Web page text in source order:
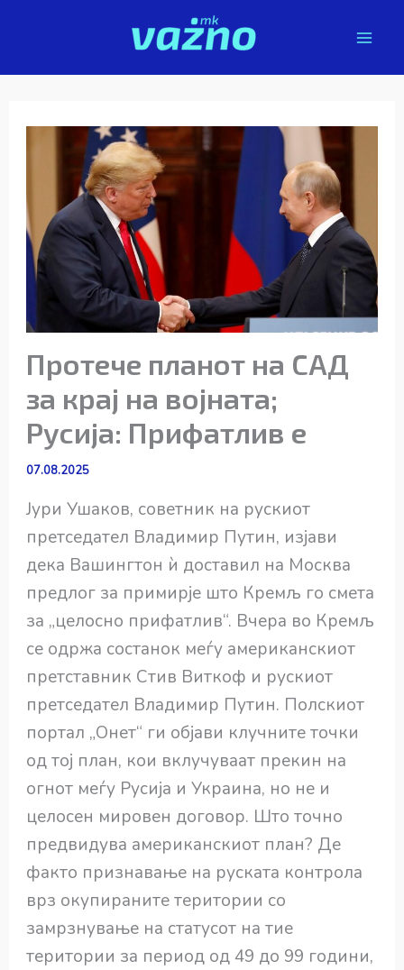
Протече планот на САД
за крај на војната;
Русија: Прифатлив е
07.08.2025
Јури Ушаков, советник на рускиот
претседател Владимир Путин, изјави
дека Вашингтон ѝ доставил на Москва
предлог за примирје што Кремљ го смета
за „целосно прифатлив“. Вчера во Кремљ
се одржа состанок меѓу американскиот
претставник Стив Виткоф и рускиот
претседател Владимир Путин. Полскиот
портал „Онет“ ги објави клучните точки
од тој план, кои вклучуваат прекин на
огнот меѓу Русија и Украина, но не и
целосен мировен договор. Што точно
предвидува американскиот план? Де
факто признавање на руската контрола
врз окупираните територии со
замрзнување на статусот на тие
територии за период од 49 до 99 години,